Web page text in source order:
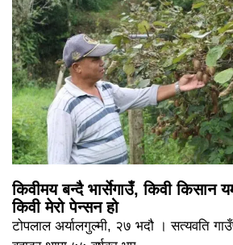
किवीमय बन्दै भार्सेगाउँ, किवी किसान
किवी मेरो पेन्सन हो
टोपलाल अर्यालगुल्मी, २७ भदौ । सत्यवति